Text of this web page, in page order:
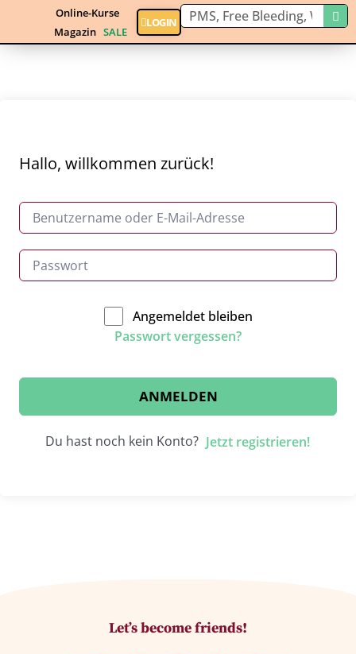
Online-Kurse
Magazin SALE
LOGIN
Hallo, willkommen zurück!
Angemeldet bleiben
Passwort vergessen?
ANMELDEN
Du hast noch kein Konto? Jetzt registrieren!
Let’s become friends!